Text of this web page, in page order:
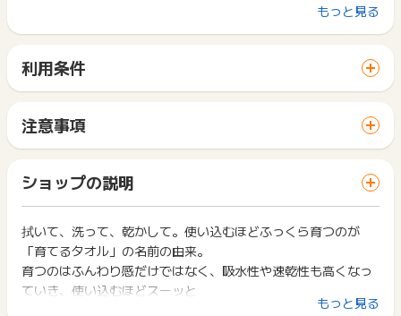
・未入金、返品、キャンセル、虚偽、入力不備
・リスティング違反
・転売(転売目的)、報酬目的
※ポイントに関するお問い合わせは、
ポイントタウンのサポート
までお問い合わせください。ポイントについて、広告主に直接
お問い合わせをした場合、ポイント獲得対象外となる場合がご
ざいます。
もっと見る
利用条件
サイトに移動してからお申し込みやお買い物が完了するまでの
間に、同じブラウザ（※）で他のサイトに移動した場合はポイン
ト獲得ができません。
「 ショッピングでポイントGET 」ボタンを押した時とサービ
ス・お買い物利用時で、デバイス・ブラウザが異なる場合はポ
イント獲得ができません。
2回以上同じお買い物・サービスをご利用される場合は、毎回
ポイントタウンに戻り、「 ショッピングでポイントGET 」ボ
タンを押してからご利用ください。
下記の事項に該当する場合、広告主側で対象外とみなし、「獲
注意事項
一部のサービスにつきましては、1商品につき10円単位の金額
は切り捨てとなります。
ポイント獲得が1ポイント未満のものは切り捨てとなり、ポイ
ント履歴には記載されません。
原則として広告主側のポイント等を利用して支払われた金額分
につきましては、ポイントタウンのポイント獲得の対象には含
まれません。
広告主が運営しているサービスの都合もしくは会員様の都合で
商品の交換や一部でもキャンセルされた場合、ポイントが無効
ショップの説明
拭いて、洗って、乾かして。使い込むほどふっくら育つのが
「育てるタオル」の名前の由来。
育つのはふんわり感だけではなく、吸水性や速乾性も高くなっ
ていき、使い込むほどスーッと
やさしく水分を吸ってくれる。そんな楽しい驚きが待っている
もっと見る